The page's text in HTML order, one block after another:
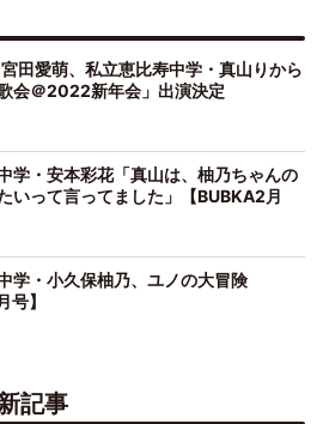
田愛萌、私立恵比寿中学・真山りから
歌会＠2022新年会」出演決定
学・安本彩花「真山は、柚乃ちゃんの
いって言ってました」【BUBKA2月
学・小久保柚乃、ユノの大冒険
号】
記事